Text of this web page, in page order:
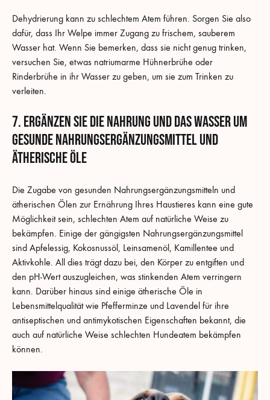
Dehydrierung kann zu schlechtem Atem führen. Sorgen Sie also
dafür, dass Ihr Welpe immer Zugang zu frischem, sauberem
Wasser hat. Wenn Sie bemerken, dass sie nicht genug trinken,
versuchen Sie, etwas natriumarme Hühnerbrühe oder
Rinderbrühe in ihr Wasser zu geben, um sie zum Trinken zu
verleiten.
7. Ergänzen Sie die Nahrung und das Wasser um
gesunde Nahrungsergänzungsmittel und
ätherische Öle
Die Zugabe von gesunden Nahrungsergänzungsmitteln und
ätherischen Ölen zur Ernährung Ihres Haustieres kann eine gute
Möglichkeit sein, schlechten Atem auf natürliche Weise zu
bekämpfen. Einige der gängigsten Nahrungsergänzungsmittel
sind Apfelessig, Kokosnussöl, Leinsamenöl, Kamillentee und
Aktivkohle. All dies trägt dazu bei, den Körper zu entgiften und
den pH-Wert auszugleichen, was stinkenden Atem verringern
kann. Darüber hinaus sind einige ätherische Öle in
Lebensmittelqualität wie Pfefferminze und Lavendel für ihre
antiseptischen und antimykotischen Eigenschaften bekannt, die
auch auf natürliche Weise schlechten Hundeatem bekämpfen
können.